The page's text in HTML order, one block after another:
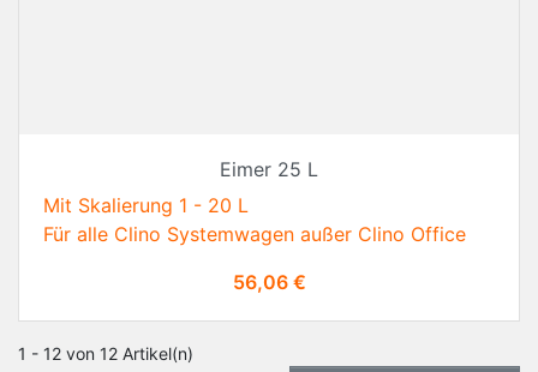
Eimer 25 L
Mit Skalierung 1 - 20 L
Für alle Clino Systemwagen außer Clino Office
Preis
56,06 €
1 - 12 von 12 Artikel(n)